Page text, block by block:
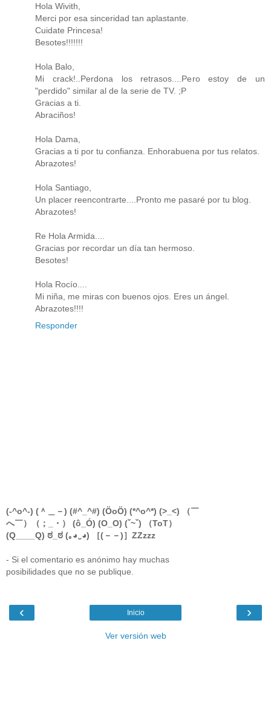
Hola Wivith,
Merci por esa sinceridad tan aplastante.
Cuidate Princesa!
Besotes!!!!!!!
Hola Balo,
Mi crack!..Perdona los retrasos....Pero estoy de un
"perdido" similar al de la serie de TV. ;P
Gracias a ti.
Abraciños!
Hola Dama,
Gracias a ti por tu confianza. Enhorabuena por tus relatos.
Abrazotes!
Hola Santiago,
Un placer reencontrarte....Pronto me pasaré por tu blog.
Abrazotes!
Re Hola Armida....
Gracias por recordar un día tan hermoso.
Besotes!
Hola Rocío....
Mi niña, me miras con buenos ojos. Eres un ángel.
Abrazotes!!!!
Responder
(-^o^-) (＾＿－) (#^_^#) (ÖoÖ) (*^o^*) (>_<) （￣
へ￣）（；_・） (ô_Ó) (O_O) (ˇ~ˇ) （ToT）
(Q____Q) ಠ_ಠ (｡◕‿◕) ［(－－)］ZZzzz
- Si el comentario es anónimo hay muchas
posibilidades que no se publique.
‹ ›
Inicio
Ver versión web